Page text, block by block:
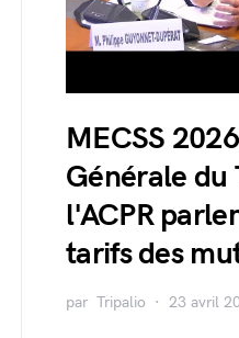
MECSS
Générale du
l'ACPR
tarifs des
par Tripalio 23 avril